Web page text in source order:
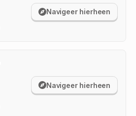
Navigeer hierheen
Navigeer hierheen